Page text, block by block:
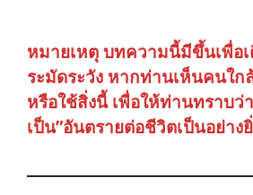
หมายเหตุ บทความนี้มีขึ้นเพื่อ
ระมัดระวัง หากท่านเห็นคนใ
หรือใช้สิ่งนี้ เพื่อให้ท่านทราบว่
เป็น”อันตรายต่อชีวิตเป็นอย่าง